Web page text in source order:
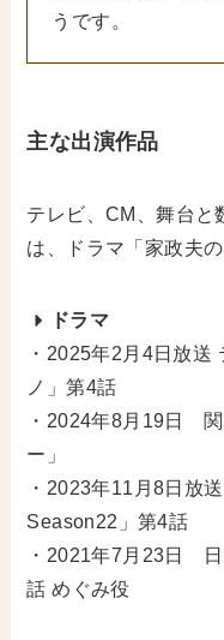
うです。
主な出演作品
テレビ、CM、舞台と
は、ドラマ「家政夫
ドラマ
・2025年2月4日放送
ノ」第4話
・2024年8月19日
ー」
・2023年11月8日放
Season22」第4話
・2021年7月23日
話 めぐみ役